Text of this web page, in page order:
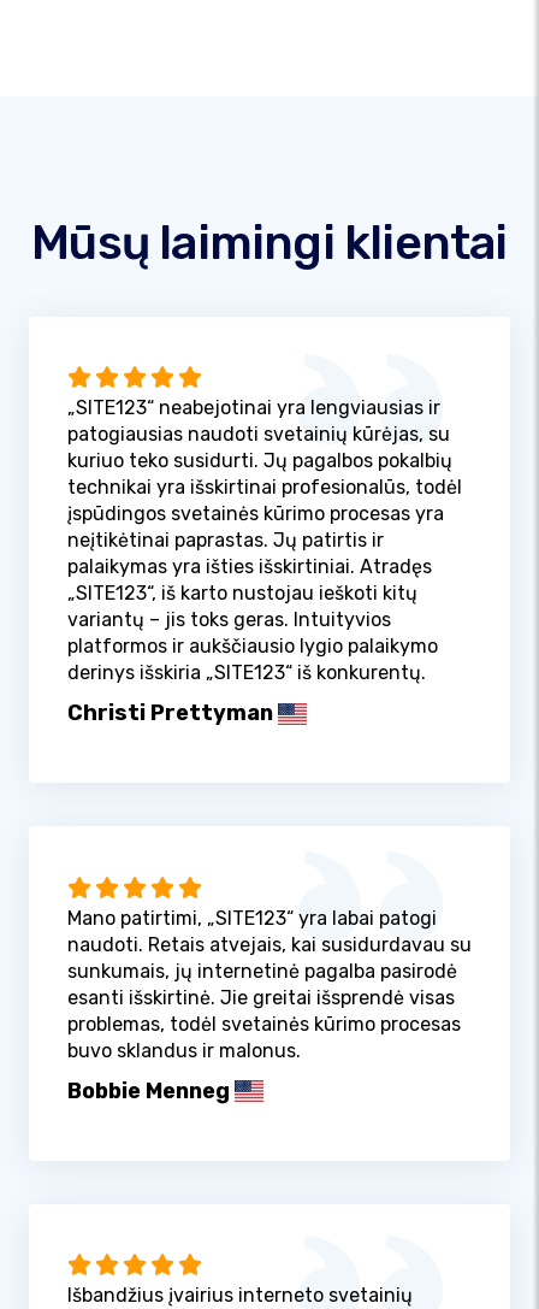
Mūsų laimingi klientai
„SITE123“ neabejotinai yra lengviausias ir
patogiausias naudoti svetainių kūrėjas, su
kuriuo teko susidurti. Jų pagalbos pokalbių
technikai yra išskirtinai profesionalūs, todėl
įspūdingos svetainės kūrimo procesas yra
neįtikėtinai paprastas. Jų patirtis ir
palaikymas yra išties išskirtiniai. Atradęs
„SITE123“, iš karto nustojau ieškoti kitų
variantų – jis toks geras. Intuityvios
platformos ir aukščiausio lygio palaikymo
derinys išskiria „SITE123“ iš konkurentų.
Christi Prettyman
Mano patirtimi, „SITE123“ yra labai patogi
naudoti. Retais atvejais, kai susidurdavau su
sunkumais, jų internetinė pagalba pasirodė
esanti išskirtinė. Jie greitai išsprendė visas
problemas, todėl svetainės kūrimo procesas
buvo sklandus ir malonus.
Bobbie Menneg
Išbandžius įvairius interneto svetainių